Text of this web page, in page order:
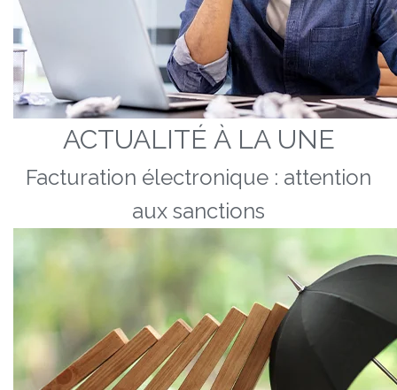
ACTUALITÉ À LA UNE
Facturation électronique : attention
aux sanctions